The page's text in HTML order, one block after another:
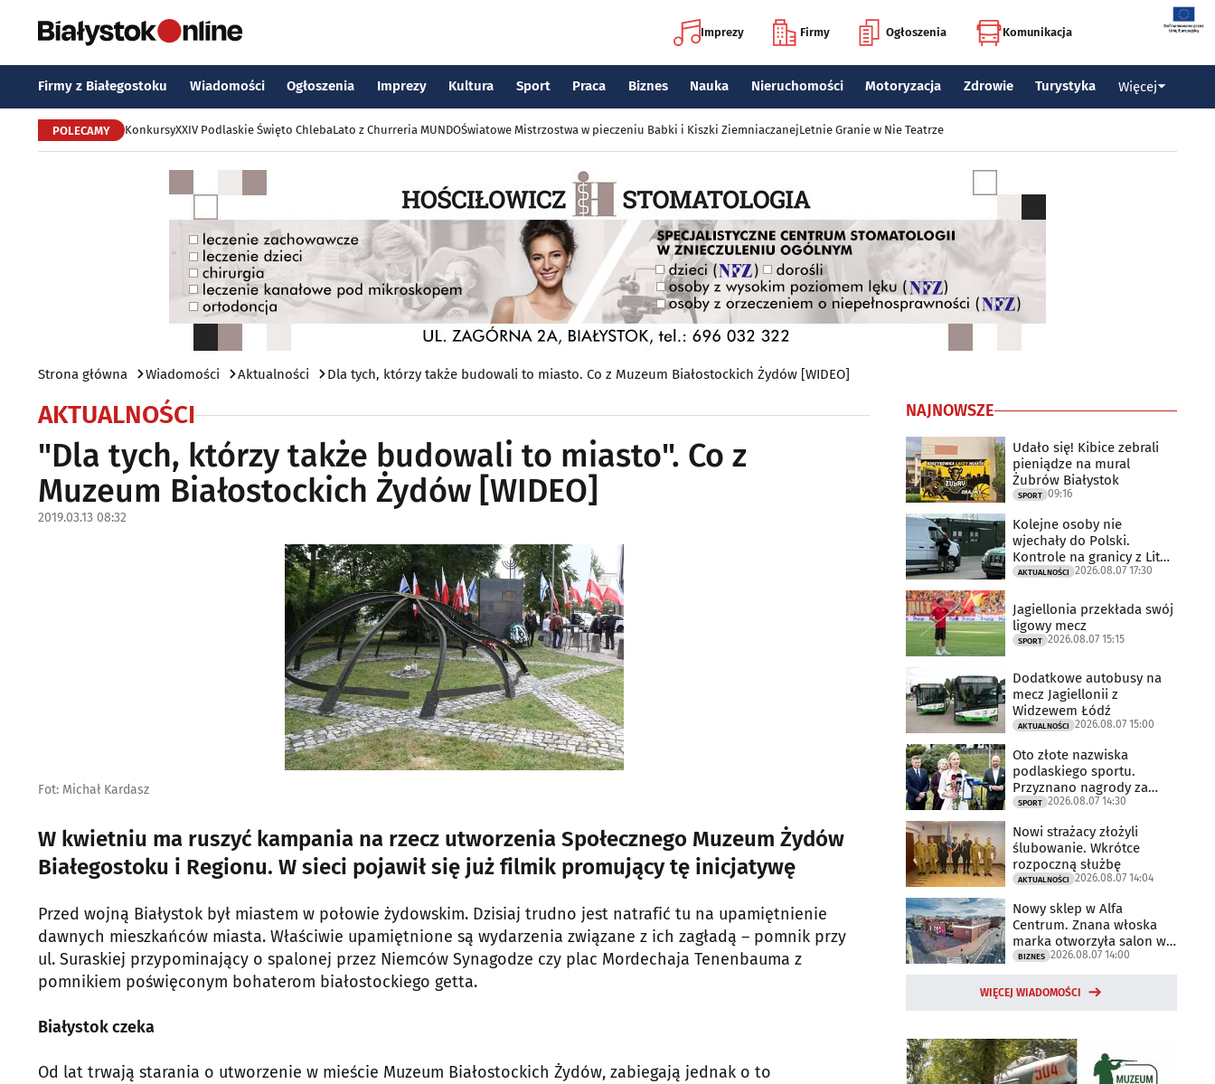
Imprezy Firmy Ogłoszenia Komunikacja
Firmy z Białegostoku Wiadomości Ogłoszenia Imprezy Kultura Sport Praca Biznes Nauka Nieruchomości Motoryzacja Zdrowie Turystyka Więcej
POLECAMY KonkursyXXIV Podlaskie Święto ChlebaLato z Churreria MUNDOŚwiatowe Mistrzostwa w pieczeniu Babki i Kiszki ZiemniaczanejLetnie Granie w Nie Teatrze
Strona główna Wiadomości Aktualności Dla tych, którzy także budowali to miasto. Co z Muzeum Białostockich Żydów [WIDEO]
AKTUALNOŚCI
"Dla tych, którzy także budowali to miasto". Co z
Muzeum Białostockich Żydów [WIDEO]
2019.03.13 08:32
Fot: Michał Kardasz
W kwietniu ma ruszyć kampania na rzecz utworzenia Społecznego Muzeum Żydów
Białegostoku i Regionu. W sieci pojawił się już filmik promujący tę inicjatywę
Przed wojną Białystok był miastem w połowie żydowskim. Dzisiaj trudno jest natrafić tu na upamiętnienie
dawnych mieszkańców miasta. Właściwie upamiętnione są wydarzenia związane z ich zagładą – pomnik przy
ul. Suraskiej przypominający o spalonej przez Niemców Synagodze czy plac Mordechaja Tenenbauma z
pomnikiem poświęconym bohaterom białostockiego getta.
Białystok czeka
Od lat trwają starania o utworzenie w mieście Muzeum Białostockich Żydów, zabiegają jednak o to
NAJNOWSZE
Udało się! Kibice zebrali
pieniądze na mural
Żubrów Białystok
SPORT 09:16
Kolejne osoby nie
wjechały do Polski.
Kontrole na granicy z Litwą
trwają
AKTUALNOŚCI 2026.08.07 17:30
Jagiellonia przekłada swój
ligowy mecz
SPORT 2026.08.07 15:15
Dodatkowe autobusy na
mecz Jagiellonii z
Widzewem Łódź
AKTUALNOŚCI 2026.08.07 15:00
Oto złote nazwiska
podlaskiego sportu.
Przyznano nagrody za
2025 rok
SPORT 2026.08.07 14:30
Nowi strażacy złożyli
ślubowanie. Wkrótce
rozpoczną służbę
AKTUALNOŚCI 2026.08.07 14:04
Nowy sklep w Alfa
Centrum. Znana włoska
marka otworzyła salon w
Białymstoku
BIZNES 2026.08.07 14:00
WIĘCEJ WIADOMOŚCI